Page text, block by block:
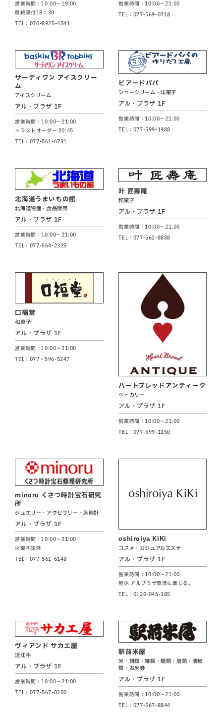
営業時間：10:00～19:00
最終受付18：30
TEL：070-8925-4541
営業時間：10:00～21:00
TEL：077-569-0718
サーティワン アイスクリー
ム
アイスクリーム
アル・プラザ 1F
営業時間：10:00～21:00
※ラストオーダー 20:45
TEL：077-561-6731
ビアードパパ
シュークリーム・洋菓子
アル・プラザ 1F
営業時間：10:00～21:00
TEL：077-599-1988
北海道うまいもの館
北海道物産・食品販売
アル・プラザ 1F
営業時間：10:00～21:00
TEL：077-564-2325
叶 匠壽庵
和菓子
アル・プラザ 1F
営業時間：10:00～21:00
TEL：077-562-8888
口福堂
和菓子
アル・プラザ 1F
営業時間：10:00～21:00
TEL：077‐596-5247
ハートブレッドアンティーク
ベーカリー
アル・プラザ 1F
営業時間：10:00～21:00
TEL：077-599-1150
minoru くさつ時計宝石研究
所
ジュエリー・アクセサリー・腕時計
アル・プラザ 1F
営業時間：10:00～21:00
火曜不定休
TEL：077-561-6148
oshiroiya KiKi
コスメ・カジュアルエステ
アル・プラザ 1F
営業時間：10:00～21:00
無休 アルプラザ草津に準じる。
TEL：0120-046-185
ヴィアンド サカエ屋
近江牛
アル・プラザ 1F
営業時間：10:00～21:00
TEL：077-567-0250
駅前米屋
米・餅類・雑穀・麺類・塩類・漬物
類・お米券
アル・プラザ 1F
営業時間：10:00～21:00
TEL：077-567-8844